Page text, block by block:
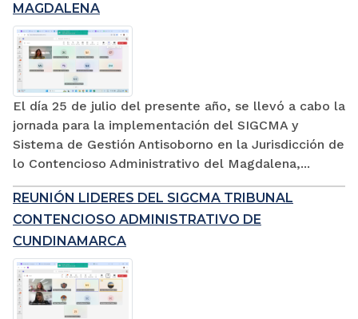
MAGDALENA
El día 25 de julio del presente año, se llevó a cabo la
jornada para la implementación del SIGCMA y
Sistema de Gestión Antisoborno en la Jurisdicción de
lo Contencioso Administrativo del Magdalena,...
REUNIÓN LIDERES DEL SIGCMA TRIBUNAL
CONTENCIOSO ADMINISTRATIVO DE
CUNDINAMARCA